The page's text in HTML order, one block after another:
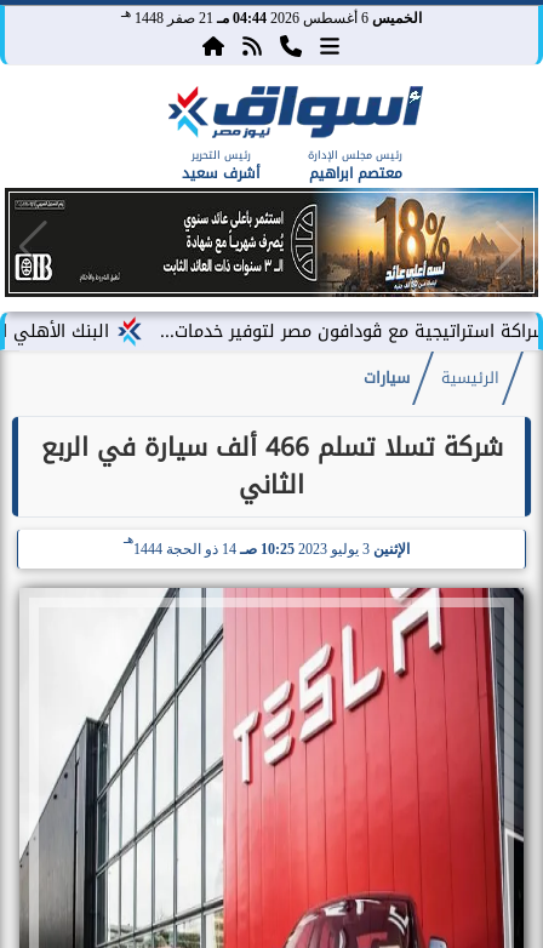
الخميس 04:44 مـ 21 صفر 1448 هـ
رئيس مجلس الإدارة
معتصم ابراهيم
رئيس التحرير
أشرف سعيد
البنك الأهلي الكويتي – مصر يحقق مع ڤودافون مصر لتوفير خدمات...
الرئيسية سيارات
شركة تسلا تسلم 466 ألف سيارة في الربع
الثاني
الإثنين 10:25 صـ 14 ذو الحجة 1444
هـ